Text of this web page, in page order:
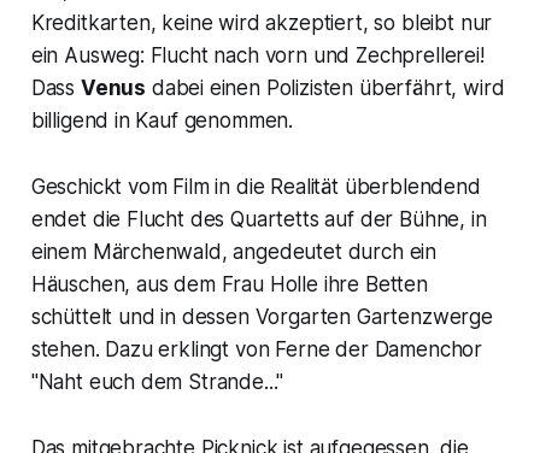
Kreditkarten, keine wird akzeptiert, so bleibt nur
ein Ausweg: Flucht nach vorn und Zechprellerei!
Dass Venus dabei einen Polizisten überfährt, wird
billigend in Kauf genommen.
Geschickt vom Film in die Realität überblendend
endet die Flucht des Quartetts auf der Bühne, in
einem Märchenwald, angedeutet durch ein
Häuschen, aus dem Frau Holle ihre Betten
schüttelt und in dessen Vorgarten Gartenzwerge
stehen. Dazu erklingt von Ferne der Damenchor
"Naht euch dem Strande..."
Das mitgebrachte Picknick ist aufgegessen, die